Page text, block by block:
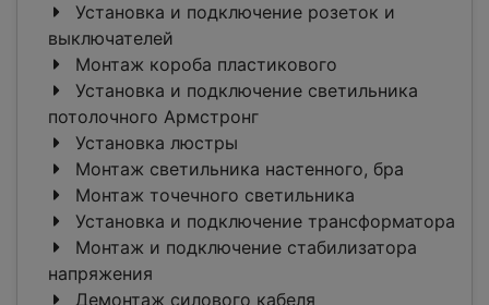
Установка и подключение розеток и
выключателей
Монтаж короба пластикового
Установка и подключение светильника
потолочного Армстронг
Установка люстры
Монтаж светильника настенного, бра
Монтаж точечного светильника
Установка и подключение трансформатора
Монтаж и подключение стабилизатора
напряжения
Демонтаж силового кабеля